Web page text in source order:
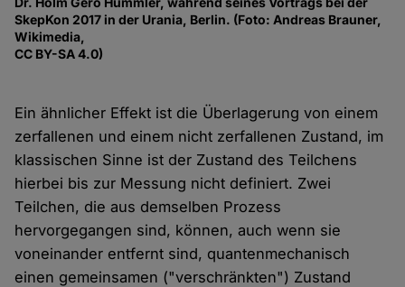
SkepKon 2017 in der Urania, Berlin. (Foto: Andreas Brauner,
Wikimedia,
CC BY-SA 4.0)
Ein ähnlicher Effekt ist die Überlagerung von einem
zerfallenen und einem nicht zerfallenen Zustand, im
klassischen Sinne ist der Zustand des Teilchens
hierbei bis zur Messung nicht definiert. Zwei
Teilchen, die aus demselben Prozess
hervorgegangen sind, können, auch wenn sie
voneinander entfernt sind, quantenmechanisch
einen gemeinsamen ("verschränkten") Zustand